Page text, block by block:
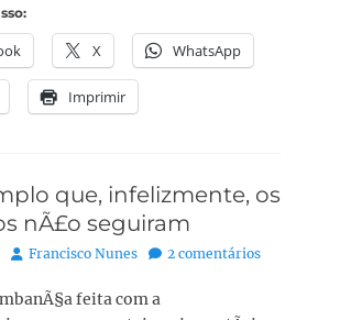
X WhatsApp
Imprimir
que, infelizmente, os
nÃ£o seguiram
Autor:
Francisco Nunes 2 comentários
feita com a